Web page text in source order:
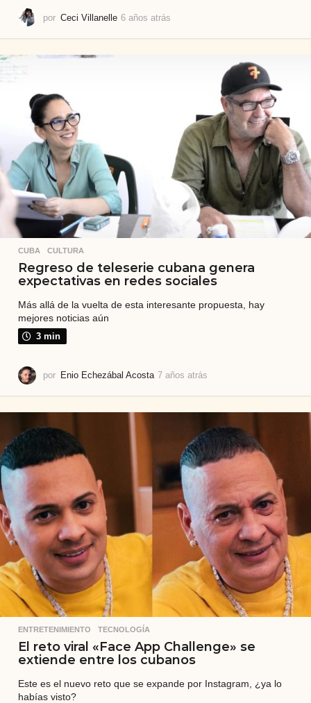
por Ceci Villanelle 6 años atrás
CUBA ,CULTURA
Regreso de teleserie cubana genera
expectativas en redes sociales
Más allá de la vuelta de esta interesante propuesta, hay
mejores noticias aún
3 min
por Enio Echezábal Acosta 7 años atrás
o
s
r
á
s
ENTRETENIMIENTO ,TECNOLOGÍA
El reto viral «Face App Challenge» se
extiende entre los cubanos
Este es el nuevo reto que se expande por Instagram, ¿ya lo
habías visto?